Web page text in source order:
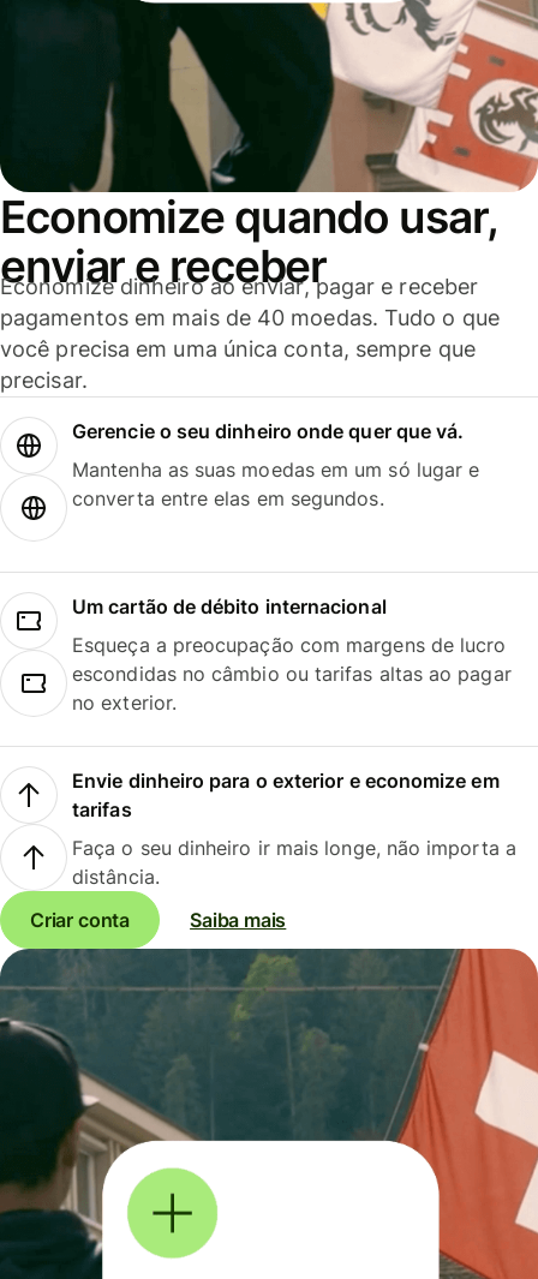
Economize quando usar,
enviar e receber
Economize dinheiro ao enviar, pagar e receber
pagamentos em mais de 40 moedas. Tudo o que
você precisa em uma única conta, sempre que
precisar.
Gerencie o seu dinheiro onde quer que vá.
Mantenha as suas moedas em um só lugar e
converta entre elas em segundos.
Um cartão de débito internacional
Esqueça a preocupação com margens de lucro
escondidas no câmbio ou tarifas altas ao pagar
no exterior.
Envie dinheiro para o exterior e economize em
tarifas
Faça o seu dinheiro ir mais longe, não importa a
distância.
Criar conta
Saiba mais